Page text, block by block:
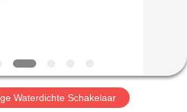
Waterdichte Schakelaar